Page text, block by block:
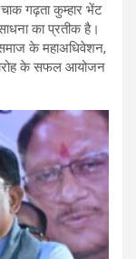
गढ़ता कुम्हार भेंट
का प्रतीक है।
के महाअधिवेशन,
के सफल आयोजन